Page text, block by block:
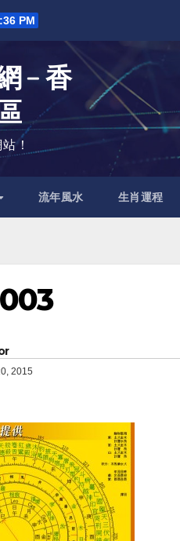
PM
﹣香
！
流年風水 生肖運程
2015